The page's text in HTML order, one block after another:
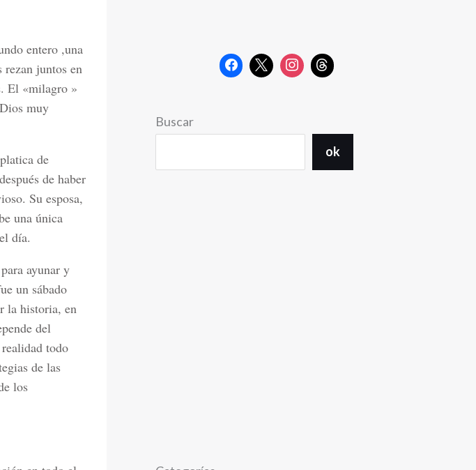
entero ,una
rezan juntos en
El «milagro »
muy
de
de haber
Su esposa,
una única
día.
ayunar y
un sábado
la historia, en
del
todo
de las
los
Buscar
ok